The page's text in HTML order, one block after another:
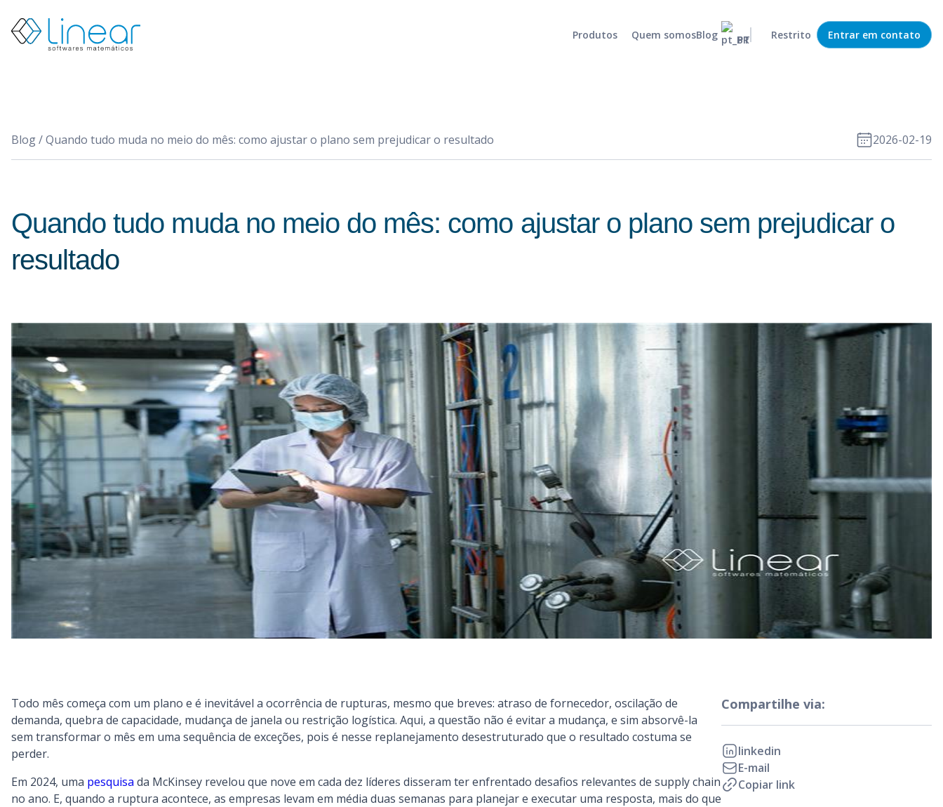
Produtos Quem somosBlog PT Restrito Entrar em contato
Fluxo de materiais e produtos otimizado
Formulação
Resultados excepcionais para seus produtos Gestão eficiente do estoque do seu negócio
Blog/Quando tudo muda no meio do mês: como ajustar o plano sem prejudicar o resultado 2026-02-19
Quando tudo muda no meio do mês: como ajustar o plano sem prejudicar o
resultado
Todo mês começa com um plano e é inevitável a ocorrência de rupturas, mesmo que breves: atraso de fornecedor, oscilação de
demanda, quebra de capacidade, mudança de janela ou restrição logística. Aqui, a questão não é evitar a mudança, e sim absorvê-la
sem transformar o mês em uma sequência de exceções, pois é nesse replanejamento desestruturado que o resultado costuma se
perder.
Em 2024, uma pesquisa da McKinsey revelou que nove em cada dez líderes disseram ter enfrentado desafios relevantes de supply chain
no ano. E, quando a ruptura acontece, as empresas levam em média duas semanas para planejar e executar uma resposta, mais do que
Compartilhe via:
linkedin
E-mail
Copiar link